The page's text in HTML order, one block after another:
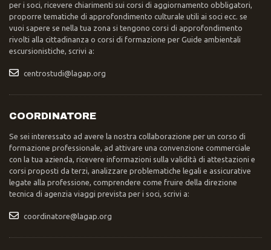
per i soci, ricevere chiarimenti sui corsi di aggiornamento obbligatori,
proporre tematiche di approfondimento culturale utili ai soci ecc. se
vuoi sapere se nella tua zona si tengono corsi di approfondimento
rivolti alla cittadinanza o corsi di formazione per Guide ambientali
escursionistiche, scrivi a:
centrostudi@lagap.org
COORDINATORE
Se sei interessato ad avere la nostra collaborazione per un corso di
formazione professionale, ad attivare una convenzione commerciale
con la tua azienda, ricevere informazioni sulla validità di attestazioni e
corsi proposti da terzi, analizzare problematiche legali e assicurative
legate alla professione, comprendere come fruire della direzione
tecnica di agenzia viaggi prevista per i soci, scrivi a:
coordinatore@lagap.org